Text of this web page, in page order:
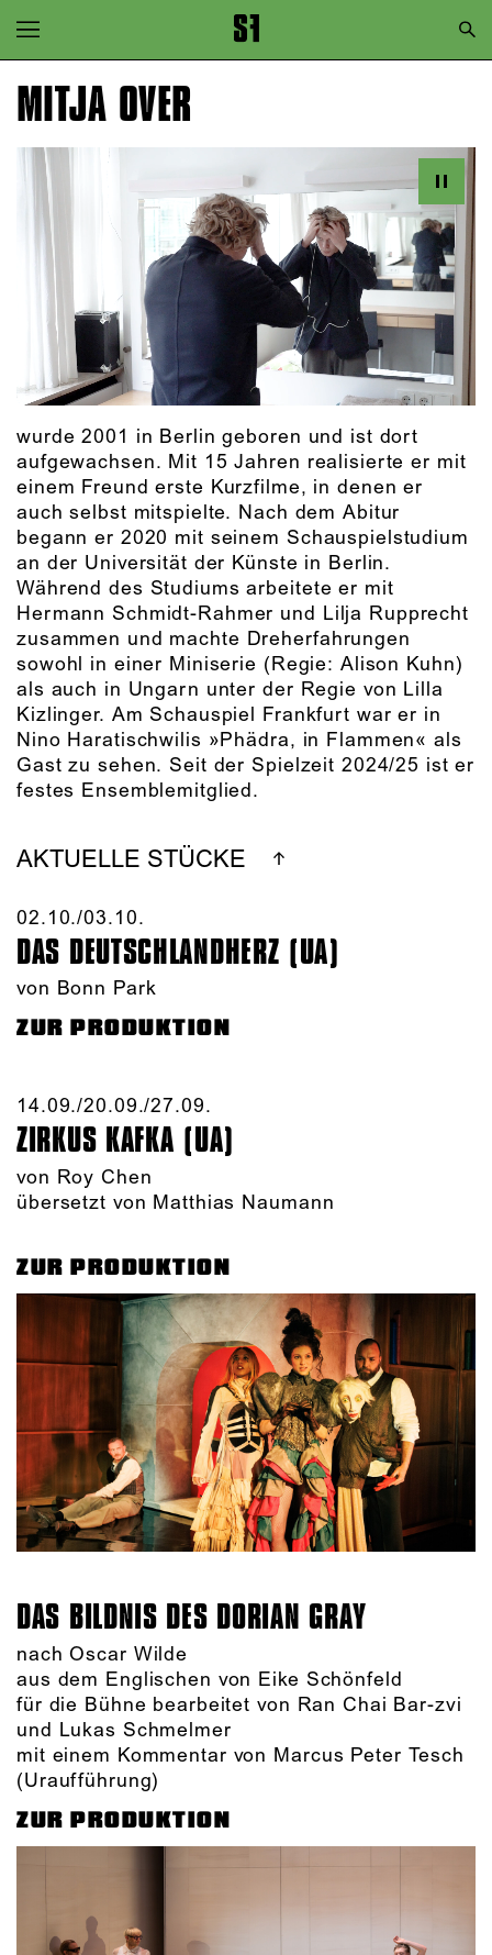
Zur Hauptnavigation springen
Zum Hauptinhalt springen
MITJA OVER
wurde 2001 in Berlin geboren und ist dort
aufgewachsen. Mit 15 Jahren realisierte er mit
einem Freund erste Kurzfilme, in denen er
auch selbst mitspielte. Nach dem Abitur
begann er 2020 mit seinem Schauspielstudium
an der Universität der Künste in Berlin.
Während des Studiums arbeitete er mit
Hermann Schmidt-Rahmer und Lilja Rupprecht
zusammen und machte Dreherfahrungen
sowohl in einer Miniserie (Regie: Alison Kuhn)
als auch in Ungarn unter der Regie von Lilla
Kizlinger. Am Schauspiel Frankfurt war er in
Nino Haratischwilis »Phädra, in Flammen« als
Gast zu sehen. Seit der Spielzeit 2024/25 ist er
festes Ensemblemitglied.
AKTUELLE STÜCKE
02.10./​03.10.​
DAS DEUTSCHLAND­HERZ (UA)
von Bonn Park
ZUR PRODUKTION
14.09./​20.09./​27.09.​
ZIRKUS KAFKA (UA)
von Roy Chen
übersetzt von Matthias Naumann
ZUR PRODUKTION
DAS BILDNIS DES DORIAN GRAY
nach Oscar Wilde
aus dem Englischen von Eike Schönfeld
für die Bühne bearbeitet von Ran Chai Bar-zvi
und Lukas Schmelmer
mit einem Kommentar von Marcus Peter Tesch
(Uraufführung)
ZUR PRODUKTION